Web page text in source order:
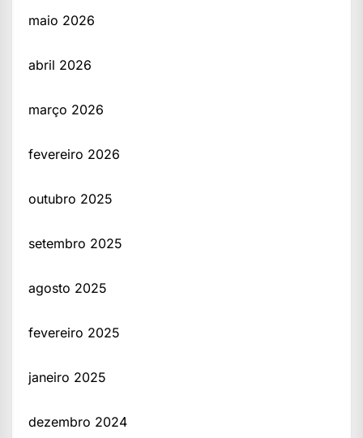
maio 2026
abril 2026
março 2026
fevereiro 2026
outubro 2025
setembro 2025
agosto 2025
fevereiro 2025
janeiro 2025
dezembro 2024